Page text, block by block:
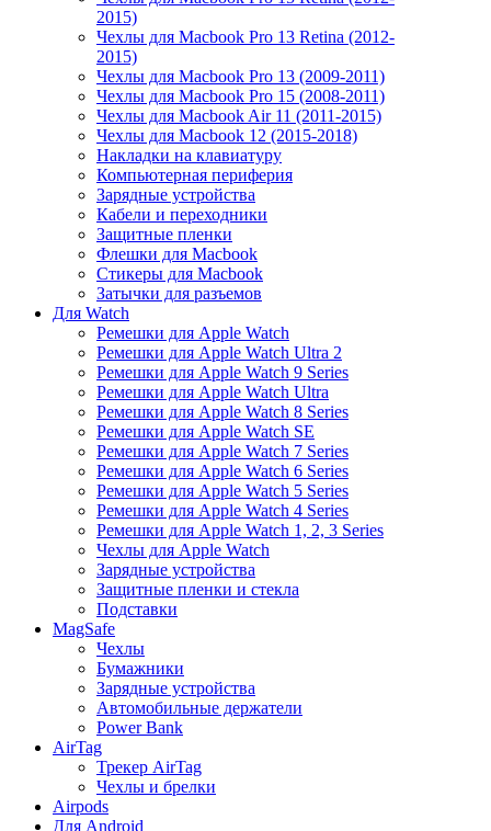
2015)
Чехлы для Macbook Pro 13 Retina (2012-
2015)
Чехлы для Macbook Pro 13 (2009-2011)
Чехлы для Macbook Pro 15 (2008-2011)
Чехлы для Macbook Air 11 (2011-2015)
Чехлы для Macbook 12 (2015-2018)
Накладки на клавиатуру
Компьютерная периферия
Зарядные устройства
Кабели и переходники
Защитные пленки
Флешки для Macbook
Стикеры для Macbook
Затычки для разъемов
Для Watch
Ремешки для Apple Watch
Ремешки для Apple Watch Ultra 2
Ремешки для Apple Watch 9 Series
Ремешки для Apple Watch Ultra
Ремешки для Apple Watch 8 Series
Ремешки для Apple Watch SE
Ремешки для Apple Watch 7 Series
Ремешки для Apple Watch 6 Series
Ремешки для Apple Watch 5 Series
Ремешки для Apple Watch 4 Series
Ремешки для Apple Watch 1, 2, 3 Series
Чехлы для Apple Watch
Зарядные устройства
Защитные пленки и стекла
Подставки
MagSafe
Чехлы
Бумажники
Зарядные устройства
Автомобильные держатели
Power Bank
AirTag
Трекер AirTag
Чехлы и брелки
Airpods
Для Android